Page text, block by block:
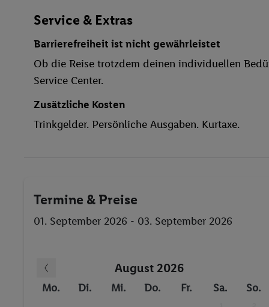
Wäscheservice
Spielplatz
behindertengerecht
Bar
24h Rezeption
Pool- / Snackbar
Tauchen
Tischtennis
Animationsprogramm
Gymnastik
Service & Extras
Barrierefreiheit ist nicht gewährleistet
Ob die Reise trotzdem deinen individuellen
Service Center.
Zusätzliche Kosten
Trinkgelder. Persönliche Ausgaben. Kurtaxe.
Termine & Preise
01. September 2026 - 03. September 2026
August 2026
Mo. Di. Mi. Do. Fr. Sa. So.